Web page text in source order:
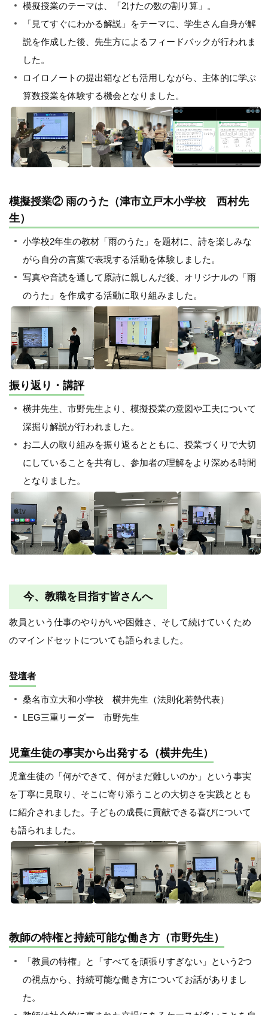
模擬授業のテーマは、「2けたの数の割り算」。
「見てすぐにわかる解説」をテーマに、学生さん自身が解
説を作成した後、先生方によるフィードバックが行われま
した。
ロイロノートの提出箱なども活用しながら、主体的に学ぶ
算数授業を体験する機会となりました。
模擬授業② 雨のうた（津市立戸木小学校 西村先
生）
小学校2年生の教材「雨のうた」を題材に、詩を楽しみな
がら自分の言葉で表現する活動を体験しました。
写真や音読を通して原詩に親しんだ後、オリジナルの「雨
のうた」を作成する活動に取り組みました。
振り返り・講評
横井先生、市野先生より、模擬授業の意図や工夫について
深掘り解説が行われました。
お二人の取り組みを振り返るとともに、授業づくりで大切
にしていることを共有し、参加者の理解をより深める時間
となりました。
今、教職を目指す皆さんへ
教員という仕事のやりがいや困難さ、そして続けていくため
のマインドセットについても語られました。
登壇者
桑名市立大和小学校 横井先生（法則化若勢代表）
LEG三重リーダー 市野先生
児童生徒の事実から出発する（横井先生）
児童生徒の「何ができて、何がまだ難しいのか」という事実
を丁寧に見取り、そこに寄り添うことの大切さを実践ととも
に紹介されました。子どもの成長に貢献できる喜びについて
も語られました。
教師の特権と持続可能な働き方（市野先生）
「教員の特権」と「すべてを頑張りすぎない」という2つ
の視点から、持続可能な働き方についてお話がありまし
た。